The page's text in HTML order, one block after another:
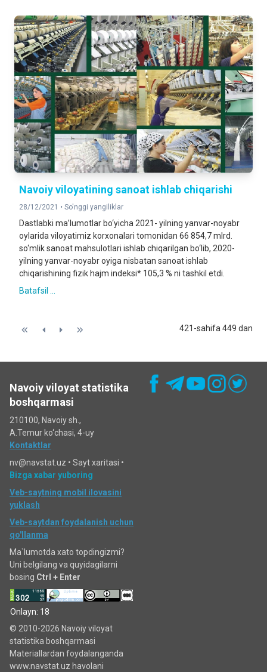
Navoiy viloyatining sanoat ishlab chiqarishi
28/12/2021 • So'nggi yangiliklar
Dastlabki ma’lumotlar bo‘yicha 2021- yilning yanvar-noyabr
oylarida viloyatimiz korxonalari tomonidan 66 854,7 mlrd.
so‘mlik sanoat mahsulotlari ishlab chiqarilgan bo‘lib, 2020-
yilning yanvar-noyabr oyiga nisbatan sanoat ishlab
chiqarishining fizik hajm indeksi* 105,3 % ni tashkil etdi.
Batafsil ...
421-sahifa 449 dan
Navoiy viloyat statistika
boshqarmasi
210100, Navoiy sh.,
A.Temur ko‘chаsi, 4-uy
Kontaktlar
nv@navstat.uz • Sayt xaritasi •
Bizga xabar yuboring
Veb-saytning mobil ilovasini
yuklash
Veb-saytdan foydalanish uchun
qo'llanma
Ma`lumotda xato topdingizmi?
Uni belgilang va quyidagilarni
bosing Ctrl + Enter
Onlayn: 18
© 2010-2026 Navoiy viloyat
statistika boshqarmasi
Materiallardan foydalanganda
www.navstat.uz havolani